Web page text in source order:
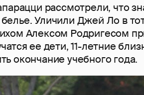
рассмотрели, что
Уличили Джей Ло в
Алексом Родригесом
ее дети, 11-летние
окончание учебного года.